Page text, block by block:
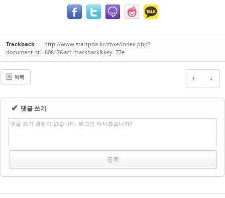
Trackback
http://www.startpda.kr/zbxe/index.php?
document_srl=60847&act=trackback&key=77e
목록
✔ 댓글 쓰기
댓글 쓰기 권한이 없습니다. 로그인 하시겠습니까?